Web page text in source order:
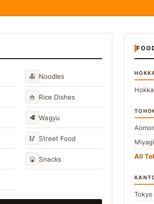
🍝 Noodles
🍚 Rice Dishes
🥩 Wagyu
🥢 Street Food
🍘 Snacks
Miyagi
All
Tokyo